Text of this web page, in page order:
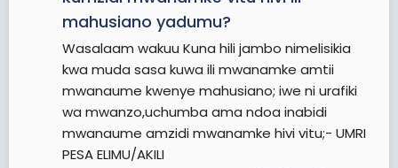
mahusiano yadumu?
Wasalaam wakuu Kuna hili jambo nimelisikia
kwa muda sasa kuwa ili mwanamke amtii
mwanaume kwenye mahusiano; iwe ni urafiki
wa mwanzo,uchumba ama ndoa inabidi
mwanaume amzidi mwanamke hivi vitu;- UMRI
PESA ELIMU/AKILI